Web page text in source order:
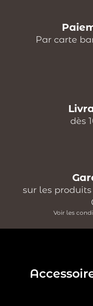
Par carte
dès
sur les
Voir les